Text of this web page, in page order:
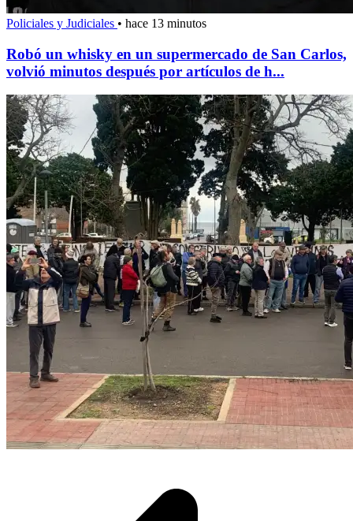
Policiales y Judiciales • hace 13 minutos
Robó un whisky en un supermercado de San Carlos,
volvió minutos después por artículos de h...